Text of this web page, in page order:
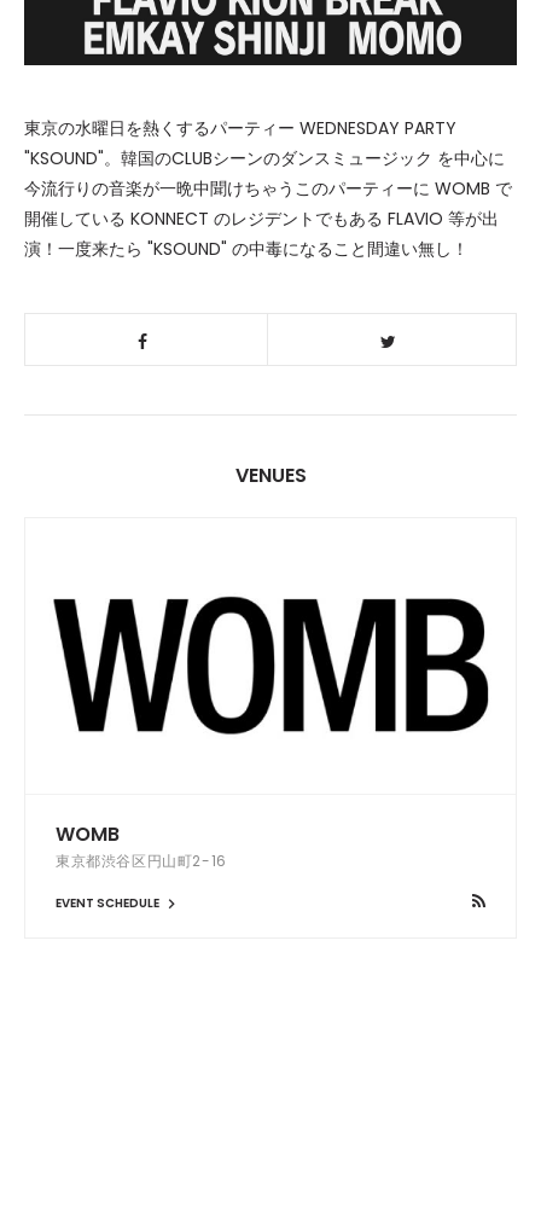
東京の水曜日を熱くするパーティー WEDNESDAY PARTY
"KSOUND"。韓国のCLUBシーンのダンスミュージック を中心に
今流行りの音楽が一晩中聞けちゃうこのパーティーに WOMB で
開催している KONNECT のレジデントでもある FLAVIO 等が出
演！一度来たら "KSOUND" の中毒になること間違い無し！
VENUES
WOMB
東京都渋谷区円山町2-16
EVENT SCHEDULE